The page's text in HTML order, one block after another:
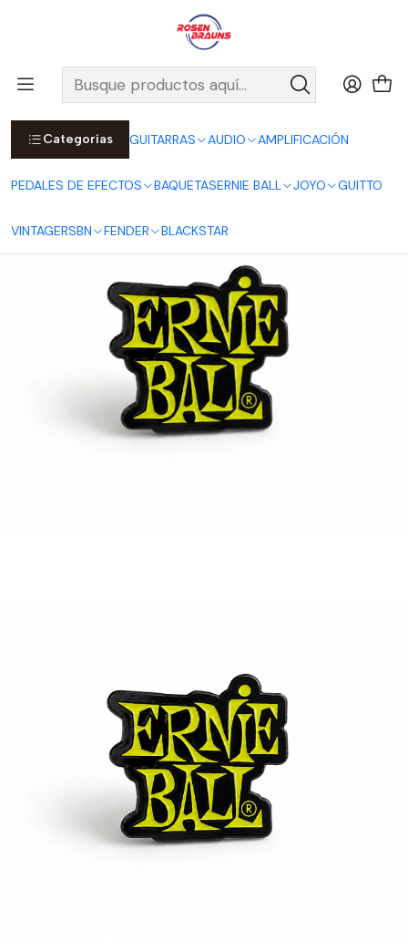
Categorías GUITARRAS AUDIO AMPLIFICACIÓN
PEDALES DE EFECTOS BAQUETASERNIE BALL JOYO GUITTO
VINTAGERSBN FENDER BLACKSTAR
Por compras sobre $25.000 en Santiago urbano, Colina o
Padre Hurtado, incluimos el despacho!
Ver Detalles
Inicio ERNIE BALL
MERCH ERNIE BALL
Piocha Pin Green Stacked Logo Esmaltada P04030